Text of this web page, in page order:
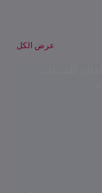
عرض الكل